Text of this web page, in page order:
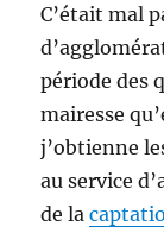
C’était mal
période des
mairesse
j’obtienne
au service
de la